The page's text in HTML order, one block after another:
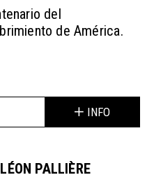
del
de América.
INFO
PALLIÈRE